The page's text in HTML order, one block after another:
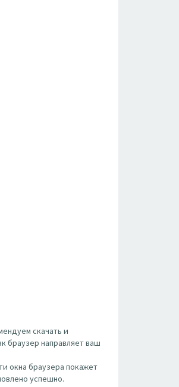
скачать и
браузер направляет ваш
окна браузера покажет
успешно.